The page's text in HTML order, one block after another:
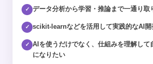
✓ データ分析から学習・推論まで一通り取
✓ scikit-learnなどを活用して実践的なAI開
✓ AIを使うだけでなく、仕組みを理解して
になりたい